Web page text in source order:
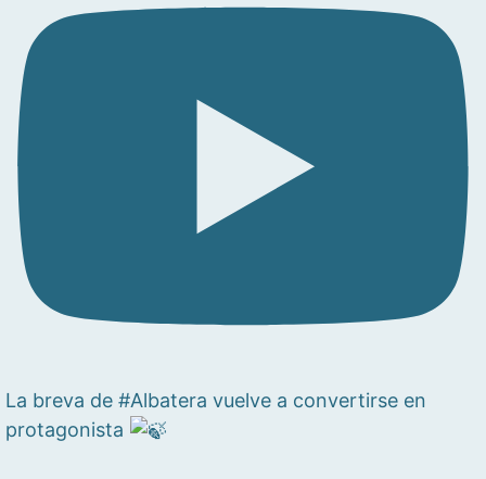
La breva de #Albatera vuelve a convertirse en
protagonista